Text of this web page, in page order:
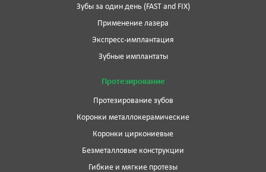
Зубы за один день (FAST and FIX)
Применение лазера
Экспресс-имплантация
Зубные имплантаты
Протезирование
Протезирование зубов
Коронки металлокерамические
Коронки циркониевые
Безметалловые конструкции
Гибкие и мягкие протезы